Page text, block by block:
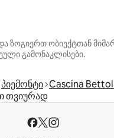
ზოგიერთ ობიექტთან
გამონაკლისები.
პიემონტი Cascina
თვიურად